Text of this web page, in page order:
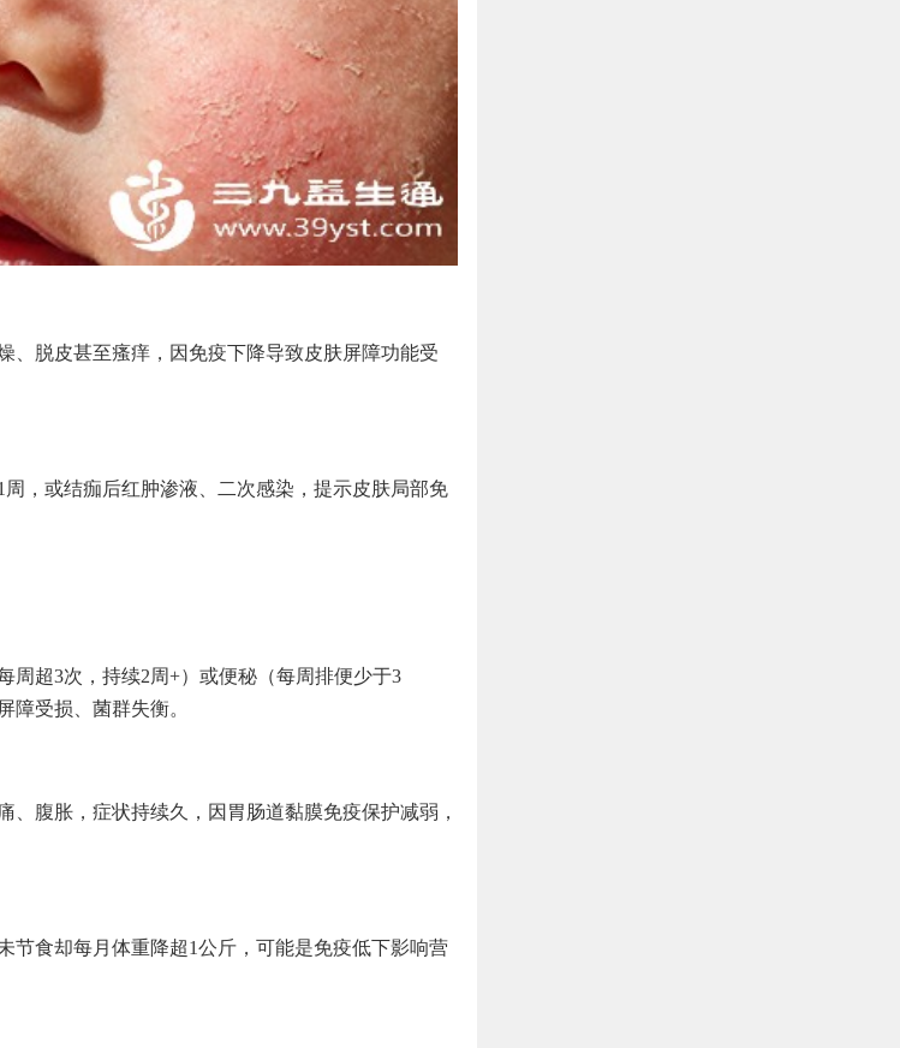
、脱皮甚至瘙痒，因免疫下降导致皮肤屏障功能受
，或结痂后红肿渗液、二次感染，提示皮肤局部免
周超3次，持续2周+）或便秘（每周排便少于3
障受损、菌群失衡。
、腹胀，症状持续久，因胃肠道黏膜免疫保护减弱，
节食却每月体重降超1公斤，可能是免疫低下影响营